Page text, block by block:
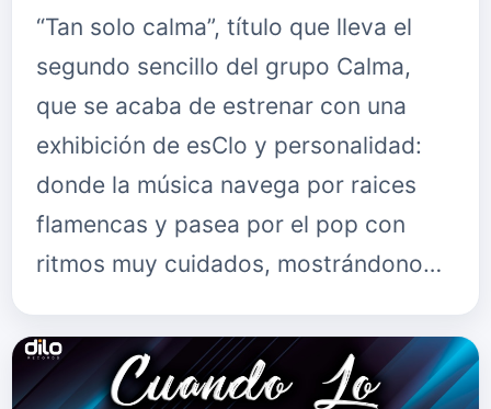
“Tan solo calma”, título que lleva el
segundo sencillo del grupo Calma,
que se acaba de estrenar con una
exhibición de esClo y personalidad:
donde la música navega por raices
flamencas y pasea por el pop con
ritmos muy cuidados, mostrándono…